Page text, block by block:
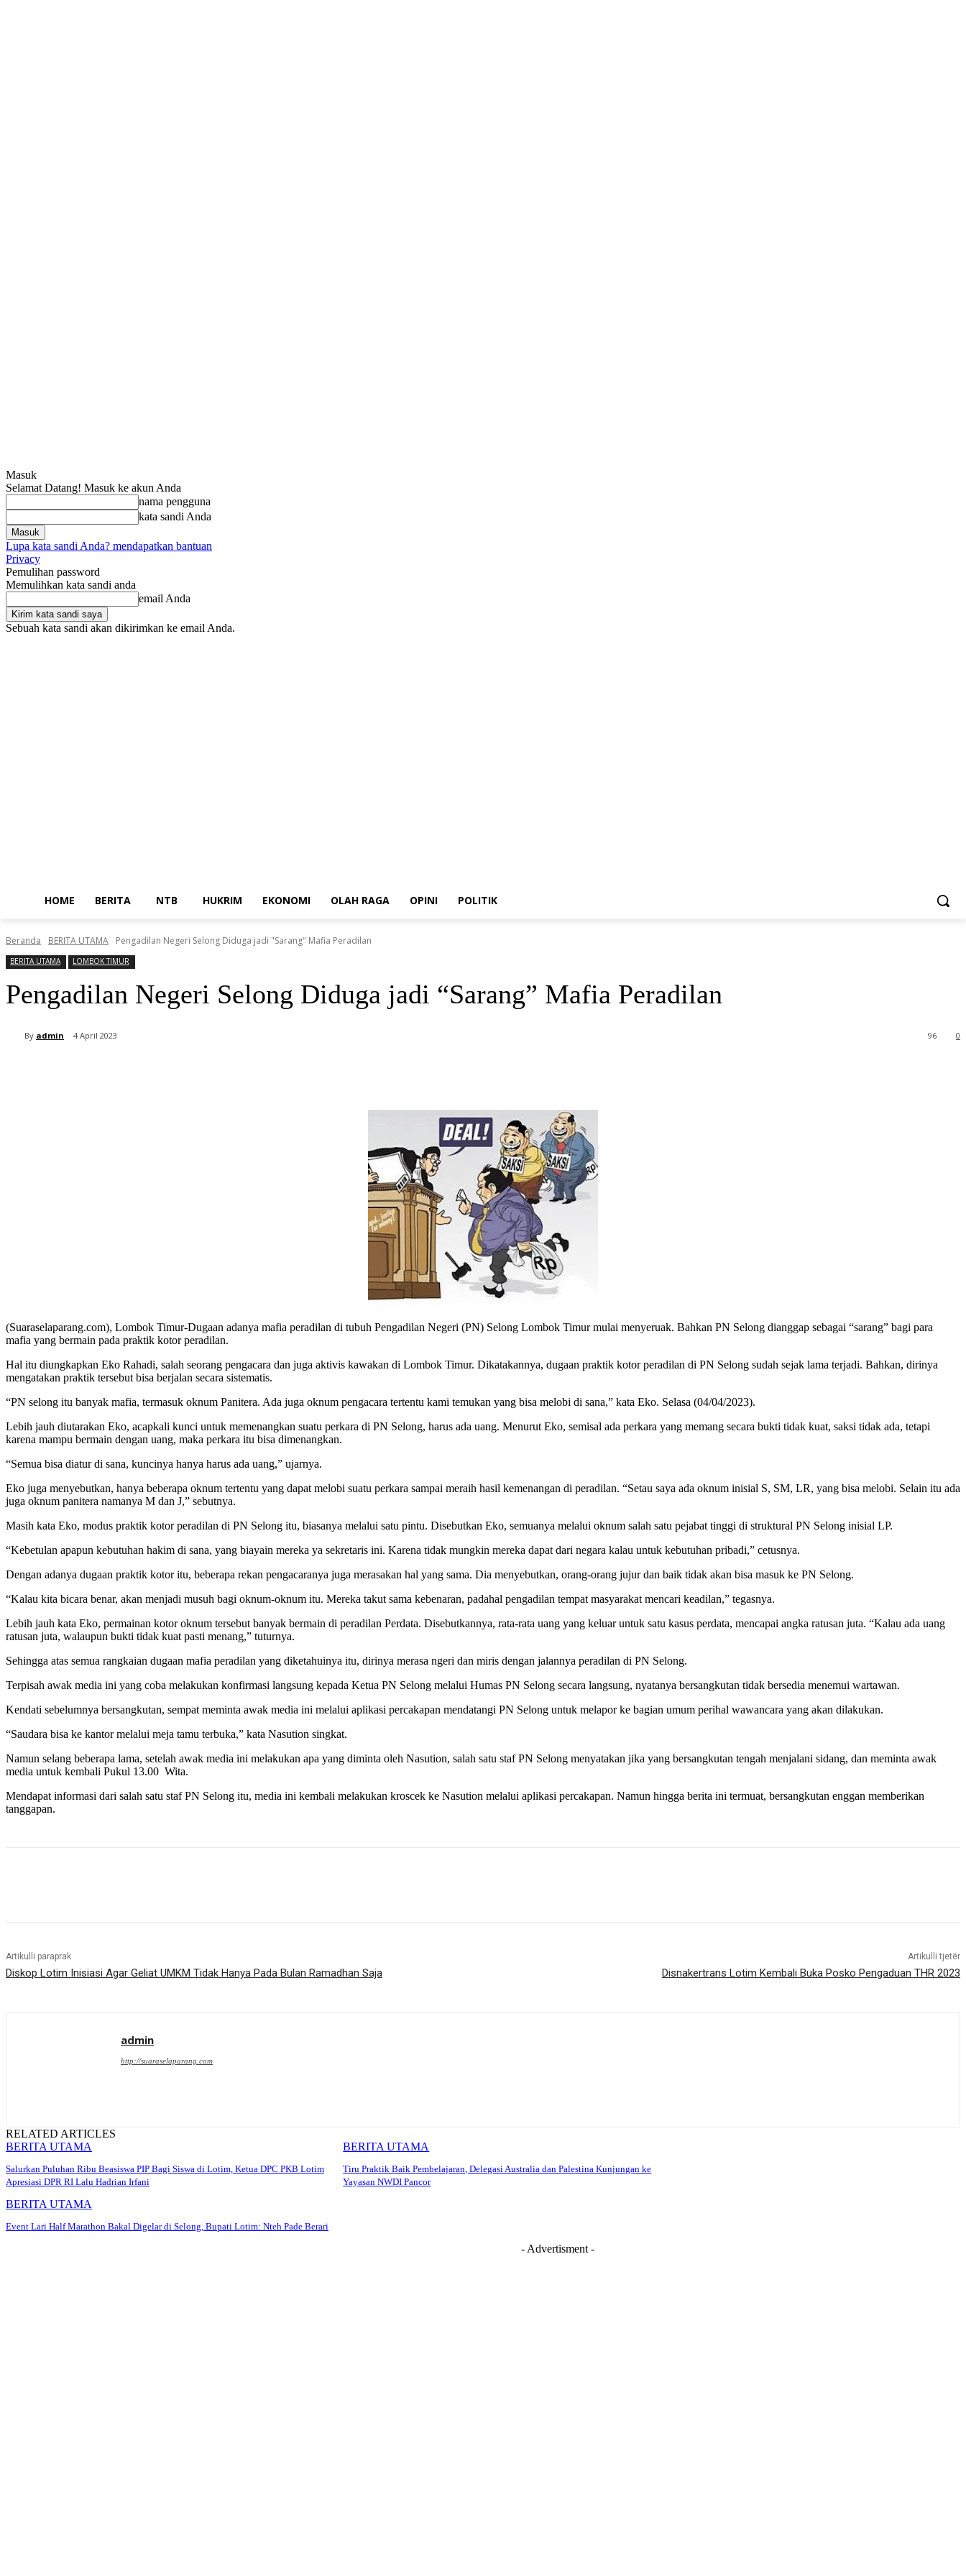
Masuk
Selamat Datang! Masuk ke akun Anda
nama pengguna
kata sandi Anda
Lupa kata sandi Anda? mendapatkan bantuan
Privacy
Pemulihan password
Memulihkan kata sandi anda
email Anda
Sebuah kata sandi akan dikirimkan ke email Anda.
HOME BERITA NTB HUKRIM EKONOMI OLAH RAGA OPINI POLITIK
Beranda BERITA UTAMA Pengadilan Negeri Selong Diduga jadi "Sarang" Mafia Peradilan
BERITA UTAMA LOMBOK TIMUR
Pengadilan Negeri Selong Diduga jadi “Sarang” Mafia Peradilan
By admin 4 April 2023 0
96
(Suaraselaparang.com), Lombok Timur-Dugaan adanya mafia peradilan di tubuh Pengadilan Negeri (PN) Selong Lombok Timur mulai menyeruak. Bahkan PN Selong dianggap sebagai “sarang” bagi para
mafia yang bermain pada praktik kotor peradilan.
Hal itu diungkapkan Eko Rahadi, salah seorang pengacara dan juga aktivis kawakan di Lombok Timur. Dikatakannya, dugaan praktik kotor peradilan di PN Selong sudah sejak lama terjadi. Bahkan, dirinya
mengatakan praktik tersebut bisa berjalan secara sistematis.
“PN selong itu banyak mafia, termasuk oknum Panitera. Ada juga oknum pengacara tertentu kami temukan yang bisa melobi di sana,” kata Eko. Selasa (04/04/2023).
Lebih jauh diutarakan Eko, acapkali kunci untuk memenangkan suatu perkara di PN Selong, harus ada uang. Menurut Eko, semisal ada perkara yang memang secara bukti tidak kuat, saksi tidak ada, tetapi
karena mampu bermain dengan uang, maka perkara itu bisa dimenangkan.
“Semua bisa diatur di sana, kuncinya hanya harus ada uang,” ujarnya.
Eko juga menyebutkan, hanya beberapa oknum tertentu yang dapat melobi suatu perkara sampai meraih hasil kemenangan di peradilan. “Setau saya ada oknum inisial S, SM, LR, yang bisa melobi. Selain itu ada
juga oknum panitera namanya M dan J,” sebutnya.
Masih kata Eko, modus praktik kotor peradilan di PN Selong itu, biasanya melalui satu pintu. Disebutkan Eko, semuanya melalui oknum salah satu pejabat tinggi di struktural PN Selong inisial LP.
“Kebetulan apapun kebutuhan hakim di sana, yang biayain mereka ya sekretaris ini. Karena tidak mungkin mereka dapat dari negara kalau untuk kebutuhan pribadi,” cetusnya.
Dengan adanya dugaan praktik kotor itu, beberapa rekan pengacaranya juga merasakan hal yang sama. Dia menyebutkan, orang-orang jujur dan baik tidak akan bisa masuk ke PN Selong.
“Kalau kita bicara benar, akan menjadi musuh bagi oknum-oknum itu. Mereka takut sama kebenaran, padahal pengadilan tempat masyarakat mencari keadilan,” tegasnya.
Lebih jauh kata Eko, permainan kotor oknum tersebut banyak bermain di peradilan Perdata. Disebutkannya, rata-rata uang yang keluar untuk satu kasus perdata, mencapai angka ratusan juta. “Kalau ada uang
ratusan juta, walaupun bukti tidak kuat pasti menang,” tuturnya.
Sehingga atas semua rangkaian dugaan mafia peradilan yang diketahuinya itu, dirinya merasa ngeri dan miris dengan jalannya peradilan di PN Selong.
Terpisah awak media ini yang coba melakukan konfirmasi langsung kepada Ketua PN Selong melalui Humas PN Selong secara langsung, nyatanya bersangkutan tidak bersedia menemui wartawan.
Kendati sebelumnya bersangkutan, sempat meminta awak media ini melalui aplikasi percakapan mendatangi PN Selong untuk melapor ke bagian umum perihal wawancara yang akan dilakukan.
“Saudara bisa ke kantor melalui meja tamu terbuka,” kata Nasution singkat.
Namun selang beberapa lama, setelah awak media ini melakukan apa yang diminta oleh Nasution, salah satu staf PN Selong menyatakan jika yang bersangkutan tengah menjalani sidang, dan meminta awak
media untuk kembali Pukul 13.00 Wita.
Mendapat informasi dari salah satu staf PN Selong itu, media ini kembali melakukan kroscek ke Nasution melalui aplikasi percakapan. Namun hingga berita ini termuat, bersangkutan enggan memberikan
tanggapan.
Artikulli paraprak
Diskop Lotim Inisiasi Agar Geliat UMKM Tidak Hanya Pada Bulan Ramadhan Saja
Artikulli tjetër
Disnakertrans Lotim Kembali Buka Posko Pengaduan THR 2023
admin
http://suaraselaparang.com
RELATED ARTICLES
BERITA UTAMA
Salurkan Puluhan Ribu Beasiswa PIP Bagi Siswa di Lotim, Ketua DPC PKB Lotim
Apresiasi DPR RI Lalu Hadrian Irfani
BERITA UTAMA
Tiru Praktik Baik Pembelajaran, Delegasi Australia dan Palestina Kunjungan ke
Yayasan NWDI Pancor
BERITA UTAMA
Event Lari Half Marathon Bakal Digelar di Selong, Bupati Lotim: Nteh Pade Berari
- Advertisment -